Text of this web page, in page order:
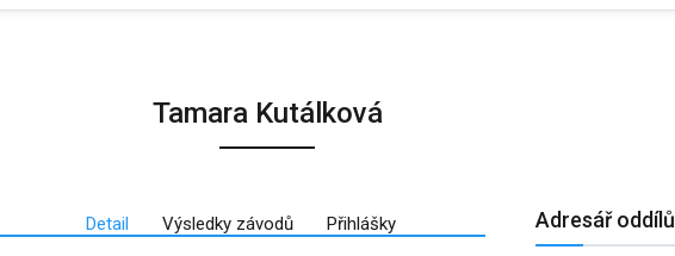
Tamara Kutálková
Detail Výsledky závodů Přihlášky Adresář oddílů